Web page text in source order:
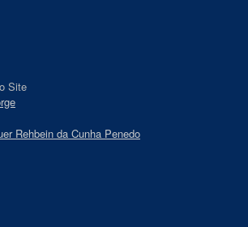
Site
Rehbein da Cunha Penedo